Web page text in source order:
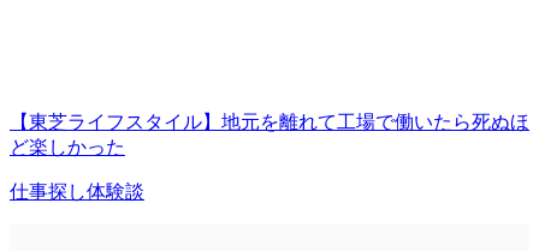
【東芝ライフスタイル】地元を離れて工場で働いたら死ぬほ
ど楽しかった
仕事探し体験談